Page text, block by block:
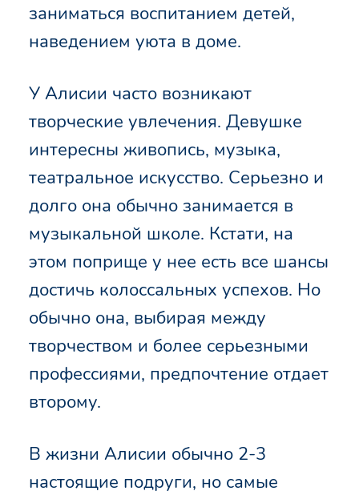
заниматься воспитанием детей,
наведением уюта в доме.
У Алисии часто возникают
творческие увлечения. Девушке
интересны живопись, музыка,
театральное искусство. Серьезно и
долго она обычно занимается в
музыкальной школе. Кстати, на
этом поприще у нее есть все шансы
достичь колоссальных успехов. Но
обычно она, выбирая между
творчеством и более серьезными
профессиями, предпочтение отдает
второму.
В жизни Алисии обычно 2-3
настоящие подруги, но самые